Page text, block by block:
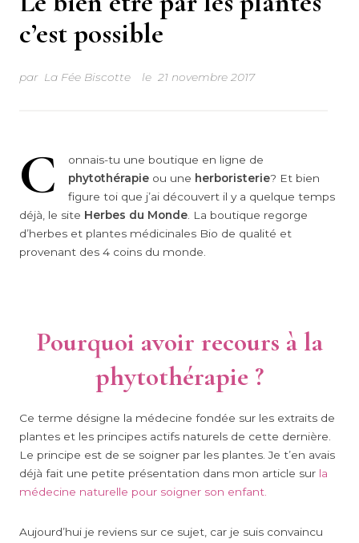
c’est possible
par La Fée Biscotte le 21 novembre 2017
C
onnais-tu une boutique en ligne de
phytothérapieou une herboristerie? Et bien
figure toi que j’ai découvert il y a quelque temps
déjà, le site Herbes du Monde. La boutique regorge
d’herbes et plantes médicinales Bio de qualité et
provenant des 4 coins du monde.
Pourquoi avoir recours à la
phytothérapie ?
Ce terme désigne la médecine fondée sur les extraits de
plantes et les principes actifs naturels de cette dernière.
Le principe est de se soigner par les plantes. Je t’en avais
déjà fait une petite présentation dans mon article sur la
médecine naturelle pour soigner son enfant.
Aujourd’hui je reviens sur ce sujet, car je suis convaincu